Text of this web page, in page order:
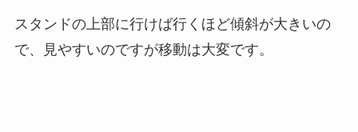
スタンドの上部に行けば行くほど傾斜が大きいの
で、見やすいのですが移動は大変です。